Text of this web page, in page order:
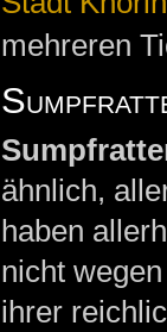
mehreren
ähnlich,
haben
nicht
ihrer